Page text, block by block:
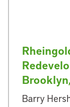
Barry